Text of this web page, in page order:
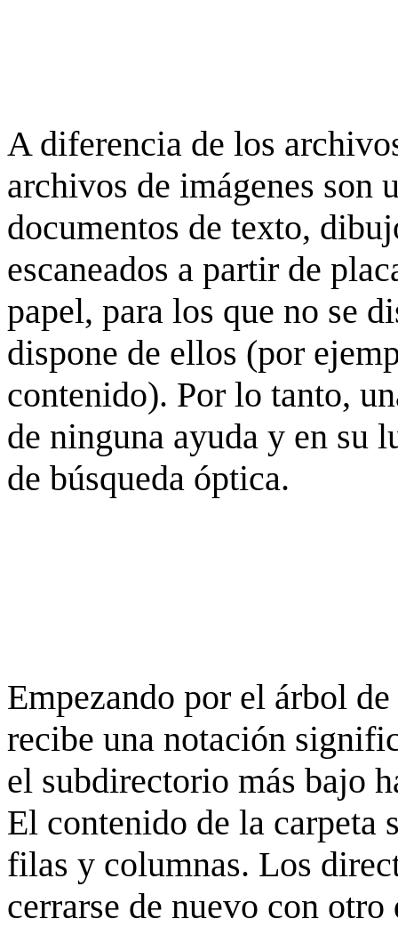
A diferencia de los
archivos de imágenes son
documentos de texto,
escaneados a partir de
papel, para los que no se
dispone de ellos (por
contenido). Por lo tanto,
de ninguna ayuda y en su
de búsqueda óptica.
Empezando por el árbol
recibe una notación
el subdirectorio más bajo
El contenido de la carpeta
filas y columnas. Los
cerrarse de nuevo con